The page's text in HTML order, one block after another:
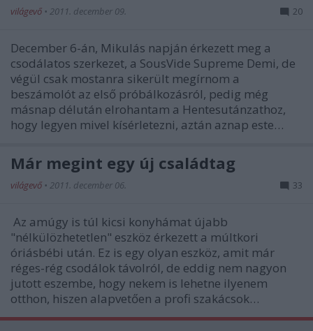
világevő • 2011. december 09. 20
December 6-án, Mikulás napján érkezett meg a
csodálatos szerkezet, a SousVide Supreme Demi, de
végül csak mostanra sikerült megírnom a
beszámolót az első próbálkozásról, pedig még
másnap délután elrohantam a Hentesutánzathoz,
hogy legyen mivel kísérletezni, aztán aznap este…
Már megint egy új családtag
világevő • 2011. december 06. 33
Az amúgy is túl kicsi konyhámat újabb
"nélkülözhetetlen" eszköz érkezett a múltkori
óriásbébi után. Ez is egy olyan eszköz, amit már
réges-rég csodálok távolról, de eddig nem nagyon
jutott eszembe, hogy nekem is lehetne ilyenem
otthon, hiszen alapvetően a profi szakácsok…